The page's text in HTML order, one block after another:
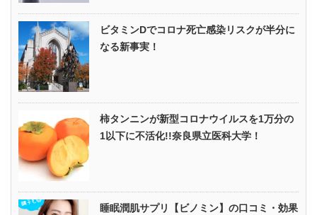
ビタミンDでコロナ死亡感染リスクが半分に
なる新事実！
柿タンニンが新型コロナウイルスを1万分の
1以下に不活化!!奈良県立医科大学！
睡眠潤肌サプリ【ビノミン】の口コミ・効果